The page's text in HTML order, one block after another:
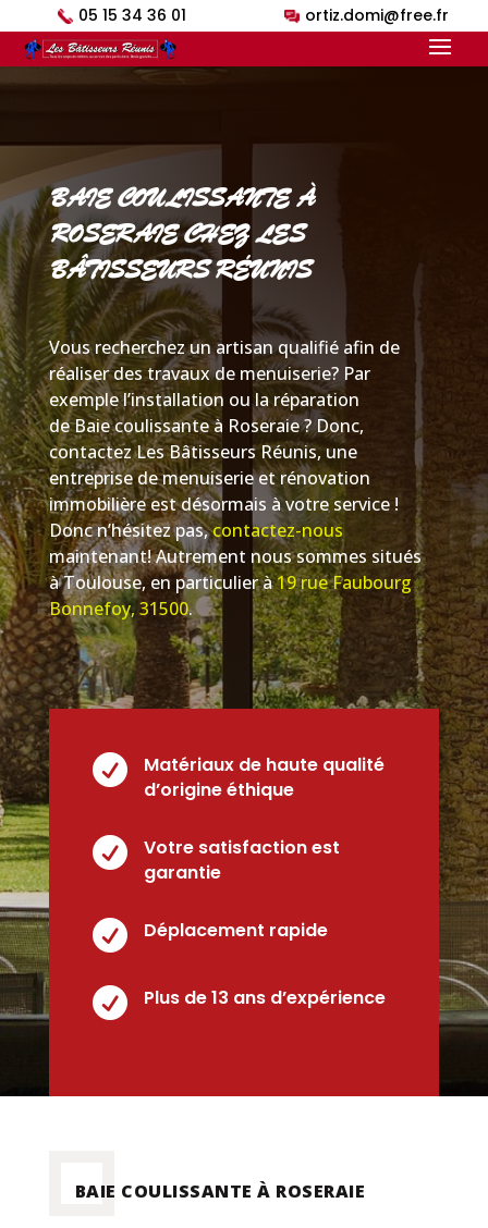
05 15 34 36 01 ortiz.domi@free.fr
BAIE COULISSANTE À
ROSERAIE CHEZ LES
BÂTISSEURS RÉUNIS
Vous recherchez un artisan qualifié afin de
réaliser des travaux de menuiserie? Par
exemple l’installation ou la réparation
de Baie coulissante à Roseraie ? Donc,
contactez Les Bâtisseurs Réunis, une
entreprise de menuiserie et rénovation
immobilière est désormais à votre service !
Donc n’hésitez pas,contactez-nous
maintenant! Autrement nous sommes situés
à Toulouse, en particulier à19 rue Faubourg
Bonnefoy, 31500.

Matériaux de haute qualité
d’origine éthique

Votre satisfaction est
garantie
 Déplacement rapide
 Plus de 13 ans d’expérience
BAIE COULISSANTE À ROSERAIE